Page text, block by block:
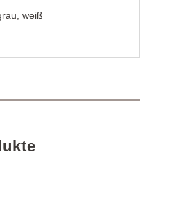
weiß